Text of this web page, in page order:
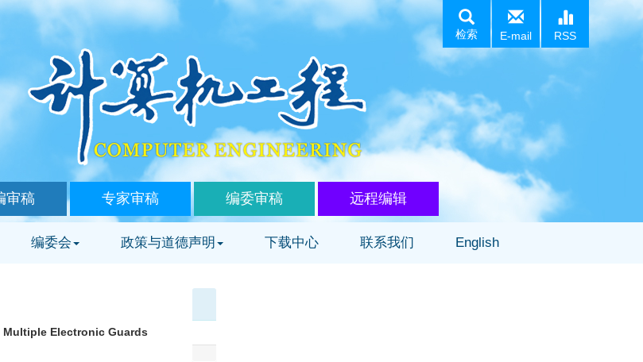
检索 E-mail RSS
审稿 专家审稿 编委审稿 远程编辑
编委会 政策与道德声明 下载中心 联系我们 English
Electronic Guards